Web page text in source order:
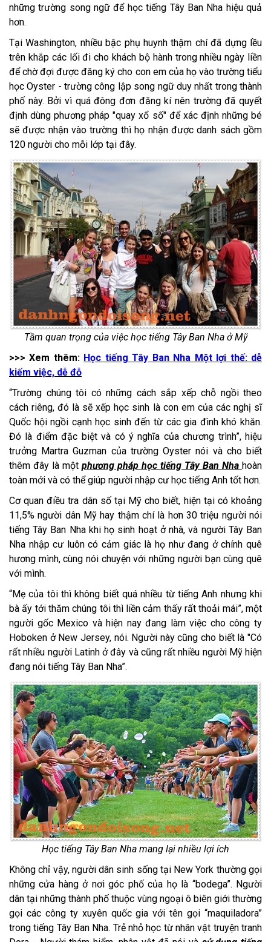
những trường song ngữ để học tiếng Tây Ban Nha hiệu quả
hơn.
Tại Washington, nhiều bậc phụ huynh thậm chí đã dựng lều
trên khắp các lối đi cho khách bộ hành trong nhiều ngày liền
để chờ đợi được đăng ký cho con em của họ vào trường tiểu
học Oyster - trường công lập song ngữ duy nhất trong thành
phố này. Bởi vì quá đông đơn đăng kí nên trường đã quyết
định dùng phương pháp "quay xổ số" để xác định những bé
sẽ được nhận vào trường thì họ nhận được danh sách gồm
120 người cho mỗi lớp tại đây.
Tầm quan trọng của việc học tiếng Tây Ban Nha ở Mỹ
>>> Xem thêm: Học tiếng Tây Ban Nha Một lợi thế: dễ
kiếm việc, dễ đỗ
“Trường chúng tôi có những cách sắp xếp chỗ ngồi theo
cách riêng, đó là sẽ xếp học sinh là con em của các nghị sĩ
Quốc hội ngồi cạnh học sinh đến từ các gia đình khó khăn.
Đó là điểm đặc biệt và có ý nghĩa của chương trình”, hiệu
trưởng Martra Guzman của trường Oyster nói và cho biết
thêm đây là một phương pháp học tiếng Tây Ban Nha hoàn
toàn mới và có thể giúp người nhập cư học tiếng Anh tốt hơn.
Cơ quan điều tra dân số tại Mỹ cho biết, hiện tại có khoảng
11,5% người dân Mỹ hay thậm chí là hơn 30 triệu người nói
tiếng Tây Ban Nha khi họ sinh hoạt ở nhà, và người Tây Ban
Nha nhập cư luôn có cảm giác là họ như đang ở chính quê
hương mình, cùng nói chuyện với những người bạn cùng quê
với mình.
“Mẹ của tôi thì không biết quá nhiều từ tiếng Anh nhưng khi
bà ấy tới thăm chúng tôi thì liền cảm thấy rất thoải mái”, một
người gốc Mexico và hiện nay đang làm việc cho công ty
Hoboken ở New Jersey, nói. Người này cũng cho biết là "Có
rất nhiều người Latinh ở đây và cũng rất nhiều người Mỹ hiện
đang nói tiếng Tây Ban Nha”.
Học tiếng Tây Ban Nha mang lại nhiều lợi ích
Không chỉ vậy, người dân sinh sống tại New York thường gọi
những cửa hàng ở nơi góc phố của họ là “bodega”. Người
dân tại những thành phố thuộc vùng ngoại ô biên giới thường
gọi các công ty xuyên quốc gia với tên gọi “maquiladora”
trong tiếng Tây Ban Nha. Trẻ nhỏ học từ nhân vật truyện tranh